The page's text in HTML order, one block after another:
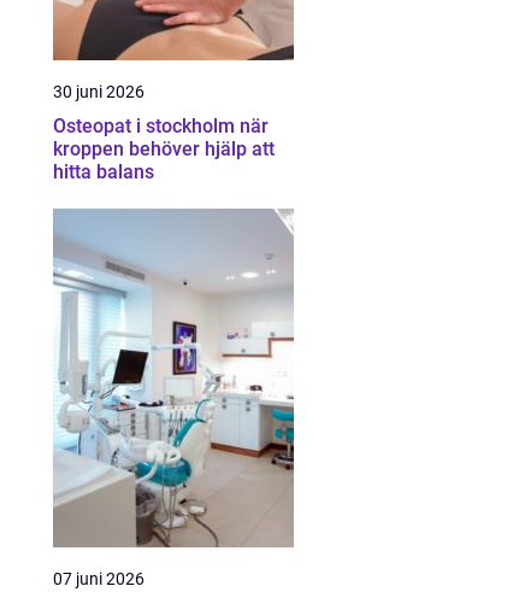
30 juni 2026
Osteopat i stockholm när
kroppen behöver hjälp att
hitta balans
07 juni 2026